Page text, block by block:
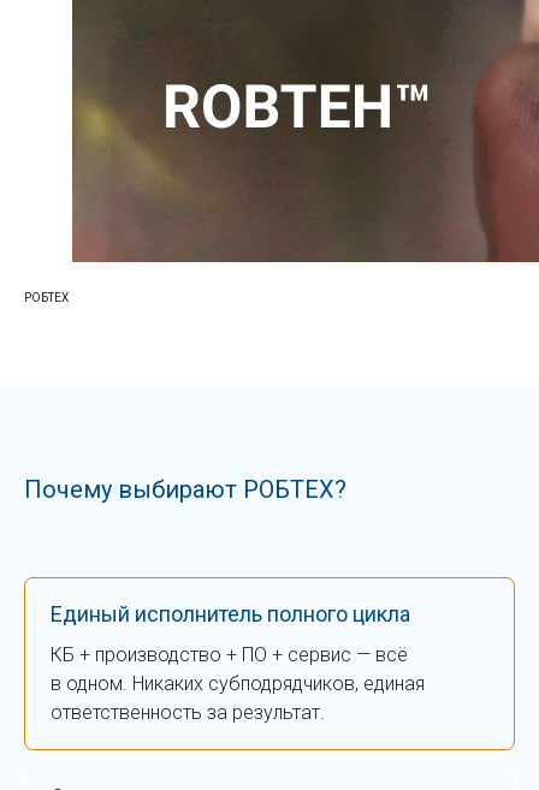
РОБТЕХ
Почему выбирают РОБТЕХ?
Единый исполни тель полного цикла
КБ + производство + ПО + сервис — всё
в одном. Никаких субподрядчиков, единая
ответственность за результат.